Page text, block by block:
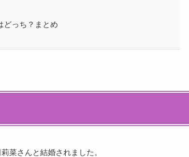
どっち？まとめ
菜さんと結婚されました。